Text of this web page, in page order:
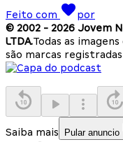
Feito com
por
© 2002 - 2026 Jovem
LTDA.Todas as
são marcas
Saiba mais Pular anuncio